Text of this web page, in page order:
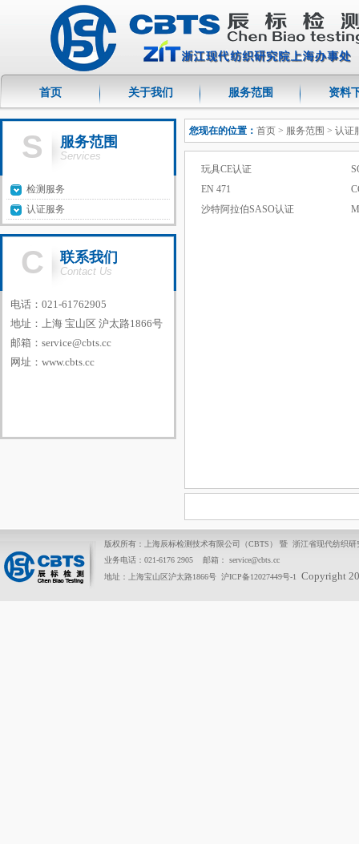
首页 关于我们 服务范围 资料
S 服务范围
Services
检测服务
认证服务
C 联系我们
Contact Us
电话：021-61762905
地址：上海 宝山区 沪太路1866号
邮箱： service@cbts.cc
网址： www.cbts.cc
您现在的位置： 首页 > 服务范围 > 认证
玩具CE认证
EN 471
沙特阿拉伯SASO认证
版权所有：上海辰标检测技术有限公司（CBTS） 暨 浙江省现代纺织研
业务电话：021-6176 2905 邮箱： service@cbts.cc
地址：上海宝山区沪太路1866号 沪ICP备12027449号-1 Copyright